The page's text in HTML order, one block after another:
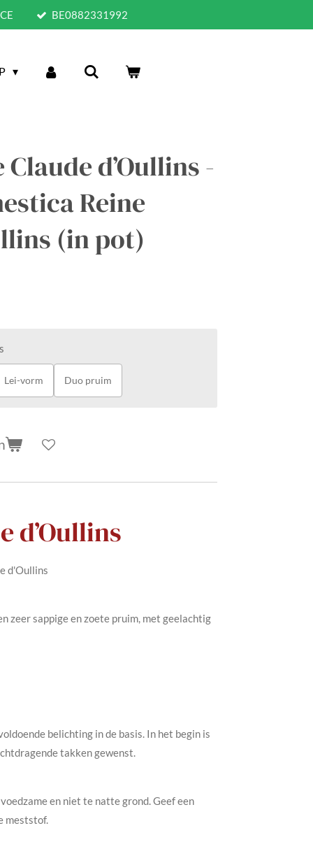
BE0882331992
d’Oullins -
Reine
(in pot)
Lei-vorm Duo pruim
d’Oullins
d'Oullins
zeer sappige en zoete pruim, met geelachtig
belichting in de basis. In het begin is
takken gewenst.
en niet te natte grond. Geef een
meststof.